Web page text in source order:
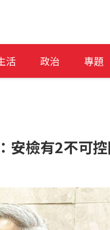
活 政治 專題
安檢有2不可